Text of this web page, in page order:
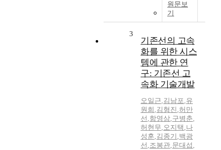
원문보
기
3
기존선의 고속
화를 위한 시스
템에 관한 연
구: 기존선 고
속화 기술개발
오일근,김남포,유
원희 ,김형진 ,허만
선 ,함영삼,구병춘,
허현무,오지택 ,나
성훈,김종기 ,백광
선 ,조봉관,문대섭 ,